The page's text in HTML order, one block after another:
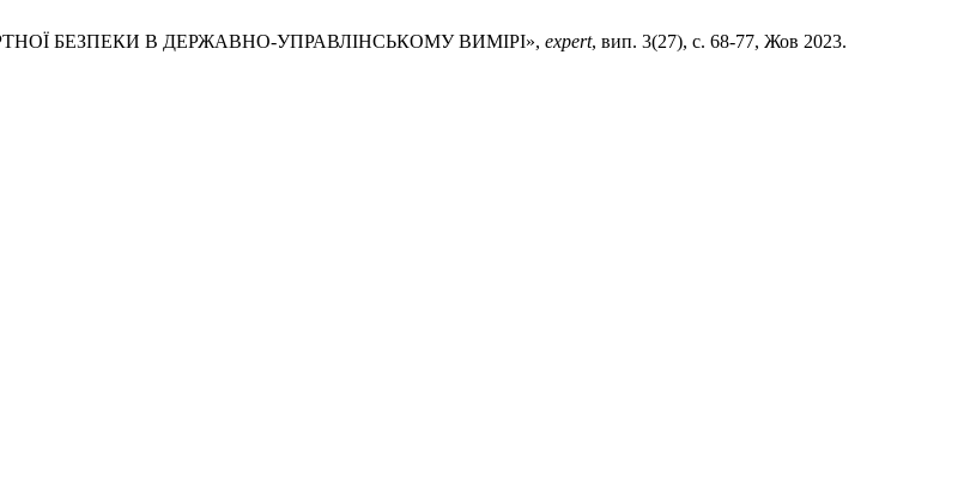
БЕЗПЕКИ В ДЕРЖАВНО-УПРАВЛІНСЬКОМУ ВИМІРІ», expert, вип. 3(27), с. 68-77, Жов 2023.